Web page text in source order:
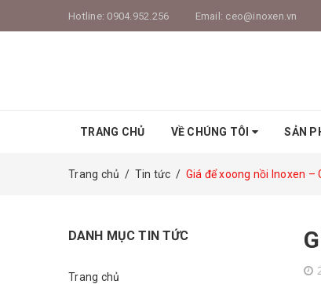
Hotline: 0904.952.256 Email: ceo@inoxen.vn
TRANG CHỦ VỀ CHÚNG TÔI SẢN
Trang chủ / Tin tức / Giá để xoong nồi Inoxen –
DANH MỤC TIN TỨC
Trang chủ